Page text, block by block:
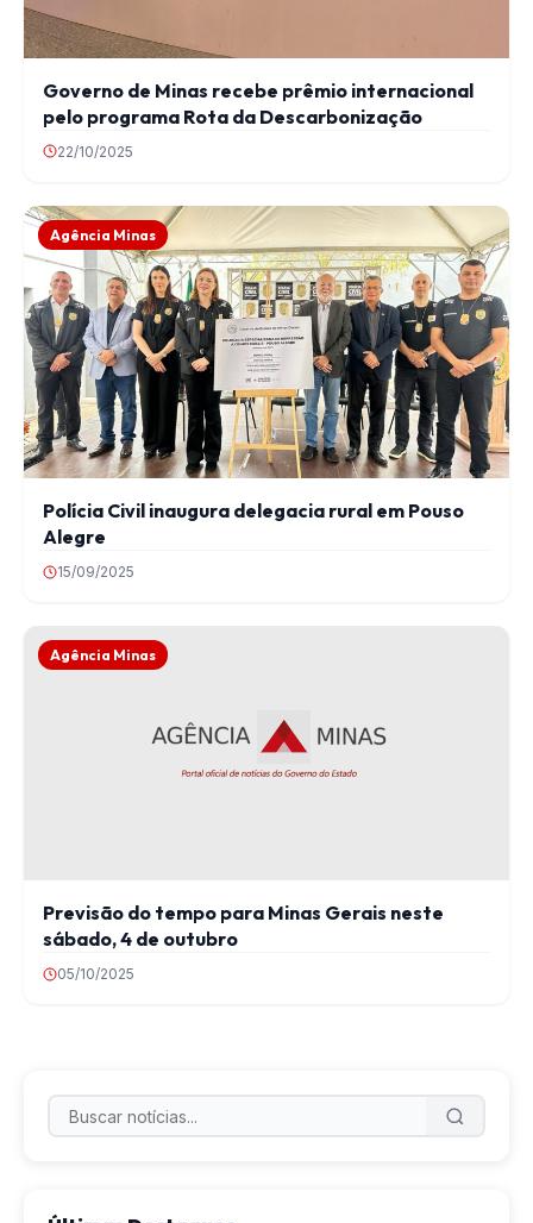
Governo de Minas recebe prêmio internacional
pelo programa Rota da Descarbonização
22/10/2025
Agência Minas
Polícia Civil inaugura delegacia rural em Pouso
Alegre
15/09/2025
Agência Minas
Previsão do tempo para Minas Gerais neste
sábado, 4 de outubro
05/10/2025